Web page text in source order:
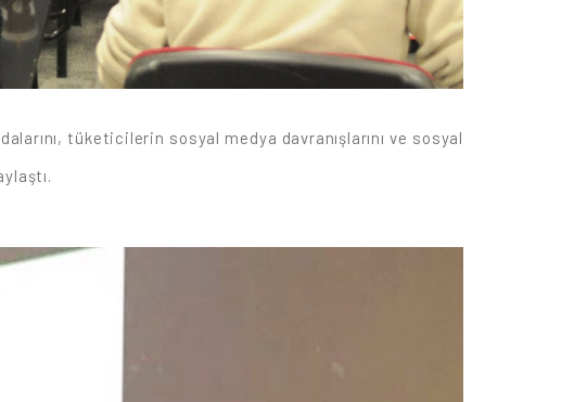
tüketicilerin sosyal medya davranışlarını ve sosyal